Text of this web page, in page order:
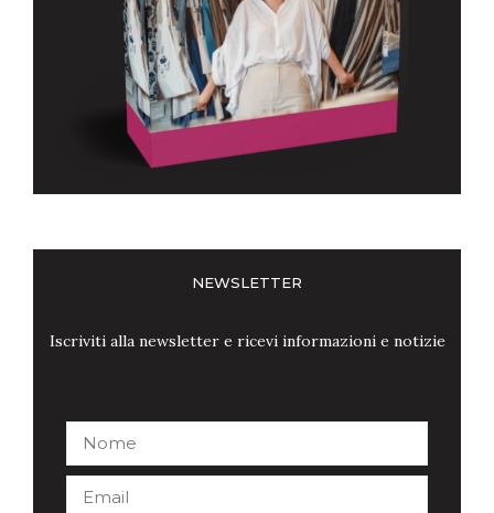
NEWSLETTER
Iscriviti alla newsletter e ricevi informazioni e notizie